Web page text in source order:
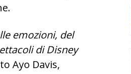
emozioni, del
di Disney
Ayo Davis,